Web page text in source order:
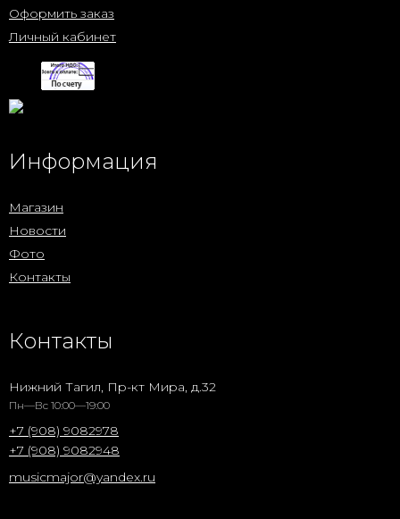
Оформить заказ
Личный кабинет
Информация
Магазин
Новости
Фото
Контакты
Контакты
Нижний Тагил, Пр-кт Мира, д.32
Пн—Вс 10:00—19:00
+7 (908) 9082978
+7 (908) 9082948
musicmajor@yandex.ru